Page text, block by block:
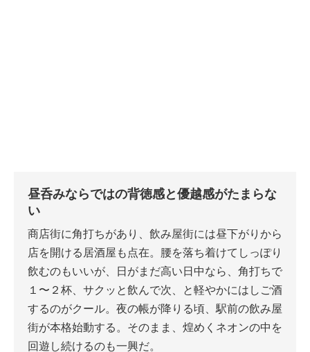
昼呑みならではの背徳感と優越感がたまらな
い
商店街に角打ちがあり、飲み屋街には昼下がりから
店を開ける居酒屋も点在。腰を落ち着けてしっぽり
飲むのもいいが、日がまだ高い日中なら、角打ちで
１〜２杯、サクッと飲んで次、と軽やかにはしご酒
するのがクール。夜の帳が降りる頃、駅前の飲み屋
街が本格始動する。そのまま、煌めくネオンの中を
回遊し続けるのも一興だ。